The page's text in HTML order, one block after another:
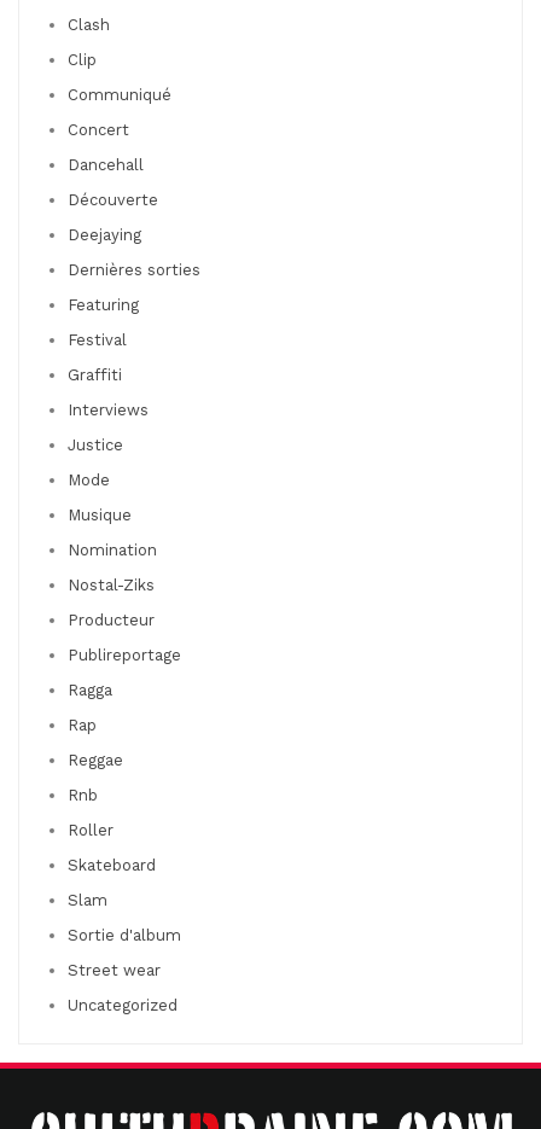
Clash
Clip
Communiqué
Concert
Dancehall
Découverte
Deejaying
Dernières sorties
Featuring
Festival
Graffiti
Interviews
Justice
Mode
Musique
Nomination
Nostal-Ziks
Producteur
Publireportage
Ragga
Rap
Reggae
Rnb
Roller
Skateboard
Slam
Sortie d'album
Street wear
Uncategorized